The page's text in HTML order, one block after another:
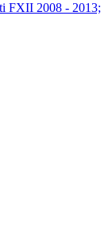
FXII 2008 - 2013;